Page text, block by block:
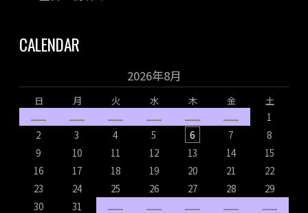
CALENDAR
2026年8月
日 月 火 水 木 金
土
1
2
3 4 5 6 7
8
9
10 11 12 13 14
15
16
17 18 19 20 21
22
23
24 25 26 27 28
29
30
31